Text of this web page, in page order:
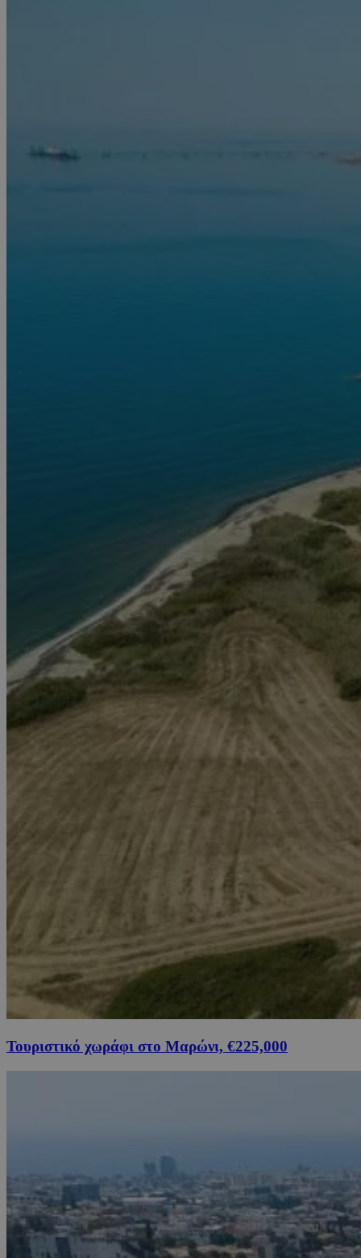
Τουριστικό χωράφι στο Μαρώνι, €225,000